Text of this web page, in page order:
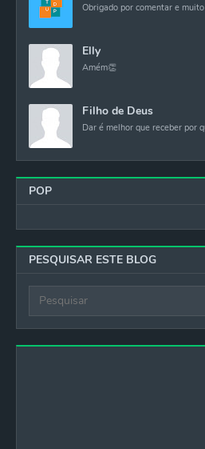
Obrigado por comentar e
Elly
Amém👏
Filho de Deus
Dar é melhor que receber por
POP
PESQUISAR ESTE BLOG